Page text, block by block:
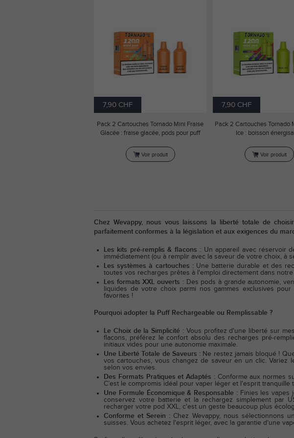
7,90 CHF
Pack 2 Cartouches Tornado Mini Fraise
Glacée : fraise glacée, pods pour puff
Voir produit
7,90 CHF
Pack 2 Cartouches Tornado
Ice : boisson
Voir produit
Chez Wevappy, nous vous laissons la liberté totale de
parfaitement conformes à la législation et aux exigences du
Les kits pré-remplis & flacons : Un appareil avec réservoir
immédiatement (ou à remplir avec la saveur de votre choix, à
Les systèmes à cartouches :Une batterie durable et des
toutes vos recharges prêtes à l'emploi directement dans
Les formats XXL ouverts :Des pods à grande autonomie,
liquides de votre choix parmi nos gammes exclusives
favorites !
Pourquoi adopter la Puff Rechargeable ou Remplissable ?
Le Choix de la Simplicité : Vous profitez d'une liberté sur
flacons, préférez le confort absolu des recharges pré-
initiaux vides pour une autonomie maximale.
Une Liberté Totale de Saveurs : Ne restez jamais bloqué !
vos cartouches, vous changez de saveur en un clic. Variez
selon vos envies.
Des Formats Pratiques et Adaptés : Conforme aux normes
C’est le compromis idéal pour vaper léger et l'esprit
Une Formule Économique & Responsable :Finies les vapes
conservez votre batterie et la rechargez simplement par
recharger votre pod XXL, c'est un geste beaucoup plus
Conforme et Serein : Chez Wevappy, nous sélectionnons
suisses. Vous achetez l'esprit léger, avec la garantie d'une